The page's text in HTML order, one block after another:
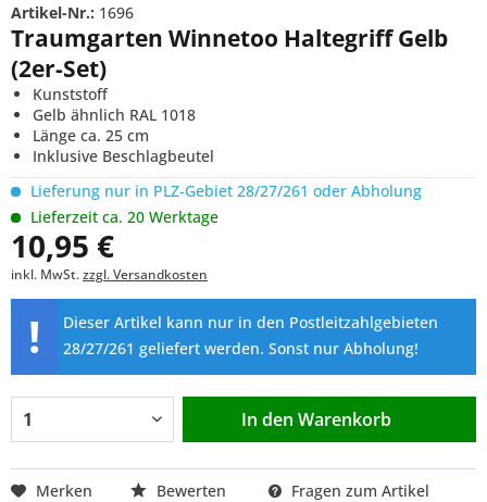
Artikel-Nr.: 1696
Traumgarten Winnetoo Haltegriff Gelb
(2er-Set)
Kunststoff
Gelb ähnlich RAL 1018
Länge ca. 25 cm
Inklusive Beschlagbeutel
Lieferung nur in PLZ-Gebiet 28/27/261 oder Abholung
Lieferzeit ca. 20 Werktage
10,95 €
inkl. MwSt.zzgl. Versandkosten
!
Dieser Artikel kann nur in den Postleitzahlgebieten
28/27/261 geliefert werden. Sonst nur Abholung!
In den Warenkorb
Merken Bewerten Fragen zum Artikel